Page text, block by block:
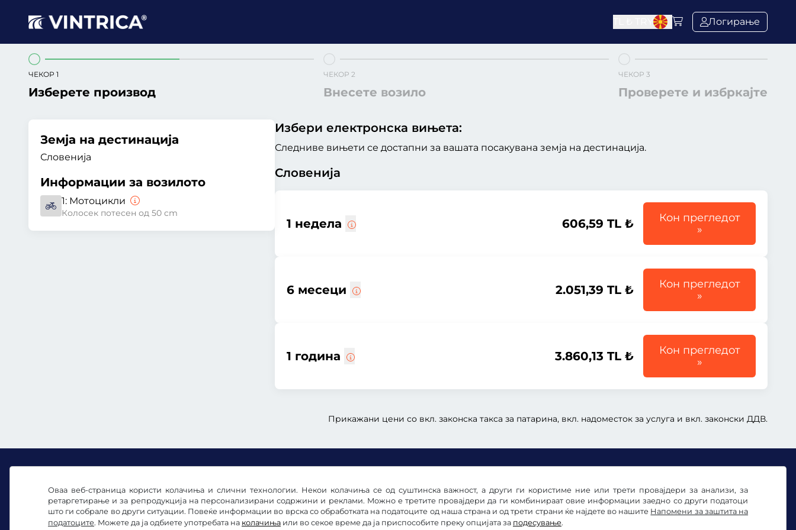
Оваа веб-страница користи колачиња и слични технологии. Некои колачиња се од суштинска важност, а други ги користиме ние или трети провајдери за анализи, за
ретаргетирање и за репродукција на персонализирани содржини и реклами. Можно е третите провајдери да ги комбинираат овие информации заедно со други податоци
што ги собрале во други ситуации. Повеќе информации во врска со обработката на податоците од наша страна и од трети страни ќе најдете во нашите Напомени за заштита на
податоците. Можете да ја одбиете употребата на колачиња или во секое време да ја приспособите преку опцијата за подесување.
Логирање
ЧЕКОР 1
Изберете производ
ЧЕКОР 2
Внесете возило
ЧЕКОР 3
Проверете и избркајте
Земја на дестинација
Словенија
Информации за возилото
1: Мотоцикли
Колосек потесен од 50 cm
Избери електронска вињета:
Следниве вињети се достапни за вашата посакувана земја на дестинација.
Словенија
1 недела 606,59 TL ₺
Кон прегледот
»
6 месеци 2.051,39 TL ₺
Кон прегледот
»
1 година 3.860,13 TL ₺
Кон прегледот
»
Прикажани цени со вкл. законска такса за патарина, вкл. надоместок за услуга и вкл. законски ДДВ.
Facebook Instagram